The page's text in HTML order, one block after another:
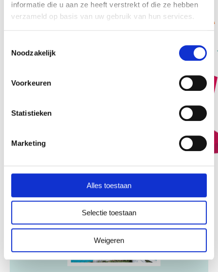
informatie die u aan ze heeft verstrekt of die ze hebben
verzameld op basis van uw gebruik van hun services.
Noodzakelijk
Voorkeuren
Statistieken
Marketing
Alles toestaan
Selectie toestaan
Weigeren
Abonneer je op het gratis Human